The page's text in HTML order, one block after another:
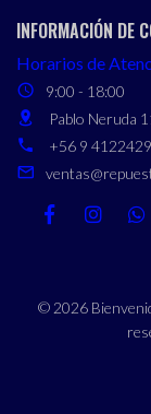
INFORMACIÓN DE
Horarios de
9:00 - 18:00
Pablo Neruda
+56 9
© 2026